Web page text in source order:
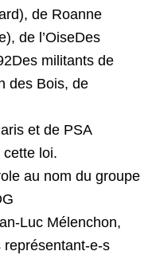
de Roanne
de l’OiseDes
militants de
des Bois, de
et de PSA
loi.
au nom du groupe
Luc Mélenchon,
représentant-e-s